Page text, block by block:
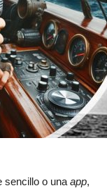
sencillo o una app,